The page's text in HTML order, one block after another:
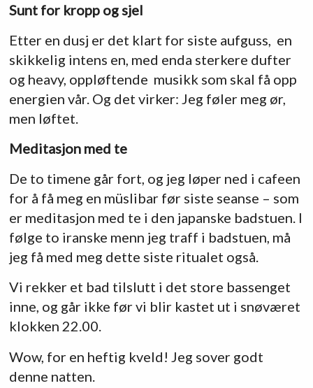
Sunt for kropp og sjel
Etter en dusj er det klart for siste aufguss, en
skikkelig intens en, med enda sterkere dufter
og heavy, oppløftende musikk som skal få opp
energien vår. Og det virker: Jeg føler meg ør,
men løftet.
Meditasjon med te
De to timene går fort, og jeg løper ned i cafeen
for å få meg en müslibar før siste seanse – som
er meditasjon med te i den japanske badstuen. I
følge to iranske menn jeg traff i badstuen, må
jeg få med meg dette siste ritualet også.
Vi rekker et bad tilslutt i det store bassenget
inne, og går ikke før vi blir kastet ut i snøværet
klokken 22.00.
Wow, for en heftig kveld! Jeg sover godt
denne natten.